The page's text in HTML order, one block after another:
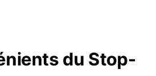
du Stop-